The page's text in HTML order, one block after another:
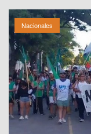
Nacionales